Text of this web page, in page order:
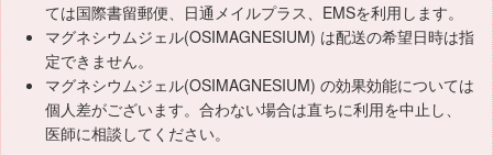
ては国際書留郵便、日通メイルプラス、EMSを利用します。
マグネシウムジェル(OSIMAGNESIUM) は配送の希望日時は指
定できません。
マグネシウムジェル(OSIMAGNESIUM) の効果効能については
個人差がございます。合わない場合は直ちに利用を中止し、
医師に相談してください。